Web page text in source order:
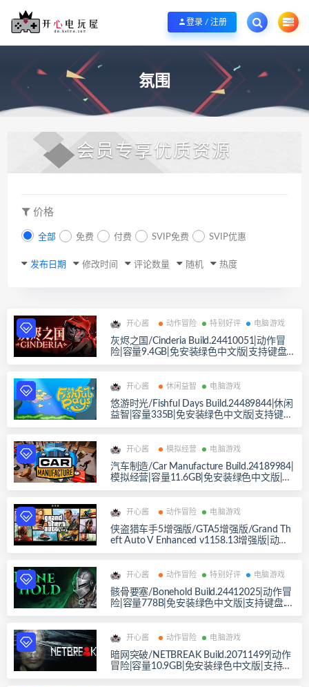
欢迎您光临开心电玩屋，本站专注分享精品整合游戏！销售只是起点！服务永无
登录 / 注册
氛围
会员专享优质资源
价格
全部 免费 付费 SVIP免费 SVIP优惠
发布日期 修改时间 评论数量 随机 热度
开心酱 动作冒险 特别好评 电脑游戏
灰烬之国/Cinderia Build.24410051|动作冒
险|容量9.4GB|免安装绿色中文版|支持键盘.
鼠标.手柄
开心酱 休闲益智 电脑游戏
悠游时光/Fishful Days Build.24489844|休闲
益智|容量335B|免安装绿色中文版|支持键盘.
鼠标
开心酱 模拟经营 电脑游戏
汽车制造/Car Manufacture Build.24189984|
模拟经营|容量11.6GB|免安装绿色中文版|支
持键盘.鼠标
开心酱 动作冒险 电脑游戏
侠盗猎车手5增强版/GTA5增强版/Grand Th
eft Auto V Enhanced v1158.13增强版|动作
冒险|容量98.5GB|免安装绿色中文版|支持键
开心酱 动作冒险 特别好评 电脑游戏
骸骨要塞/Bonehold Build.24412025|动作冒
险|容量778B|免安装绿色中文版|支持键盘.鼠
标.手柄
开心酱 动作冒险 电脑游戏
暗网突破/NETBREAK Build.20711499|动作
冒险|容量10.9GB|免安装绿色中文版|支持键
盘.鼠标